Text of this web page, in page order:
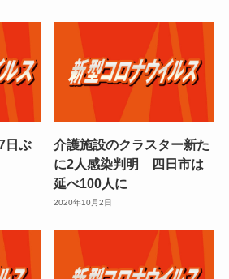
日ぶ
介護施設のクラスター新た
に2人感染判明 四日市は
延べ100人に
2020年10月2日